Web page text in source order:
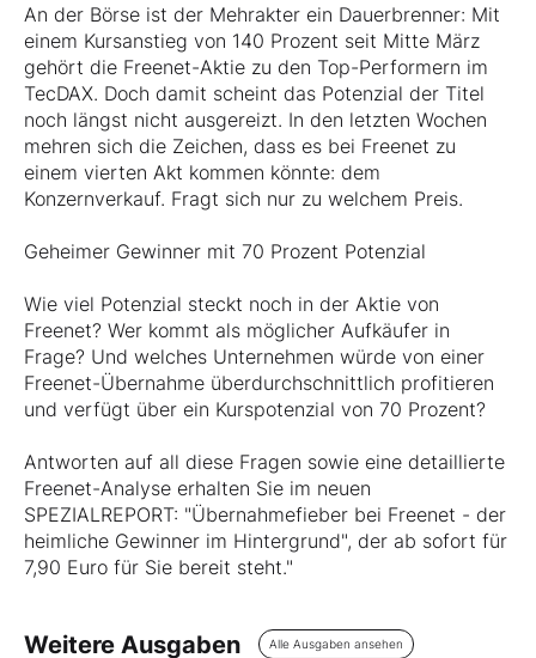
An der Börse ist der Mehrakter ein Dauerbrenner: Mit
einem Kursanstieg von 140 Prozent seit Mitte März
gehört die Freenet-Aktie zu den Top-Performern im
TecDAX. Doch damit scheint das Potenzial der Titel
noch längst nicht ausgereizt. In den letzten Wochen
mehren sich die Zeichen, dass es bei Freenet zu
einem vierten Akt kommen könnte: dem
Konzernverkauf. Fragt sich nur zu welchem Preis.
Geheimer Gewinner mit 70 Prozent Potenzial
Wie viel Potenzial steckt noch in der Aktie von
Freenet? Wer kommt als möglicher Aufkäufer in
Frage? Und welches Unternehmen würde von einer
Freenet-Übernahme überdurchschnittlich profitieren
und verfügt über ein Kurspotenzial von 70 Prozent?
Antworten auf all diese Fragen sowie eine detaillierte
Freenet-Analyse erhalten Sie im neuen
SPEZIALREPORT: "Übernahmefieber bei Freenet - der
heimliche Gewinner im Hintergrund", der ab sofort für
7,90 Euro für Sie bereit steht."
Weitere Ausgaben Alle Ausgaben ansehen